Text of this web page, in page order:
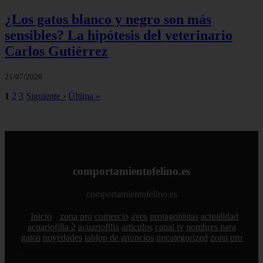
¿Los gatos blanco y negro son más
sensibles? La hipótesis del veterinario
Carlos Gutiérrez
21/07/2026
1 2 3 Siguiente › Última »
comportamientofelino.es
comportamientofelino.es
Inicio zona pro comercio aves protagonistas actualidad
acuariofilia 2 acuariofilia articulos canal tv nombres para
gatos novedades tablon de anuncios uncategorized zona pro